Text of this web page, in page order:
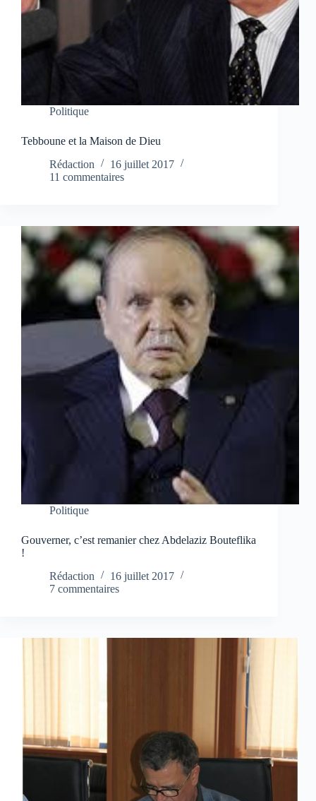
Politique
Tebboune et la Maison de Dieu
Rédaction
16 juillet 2017
11 commentaires
Politique
Gouverner, c’est remanier chez Abdelaziz Bouteflika
!
Rédaction
16 juillet 2017
7 commentaires